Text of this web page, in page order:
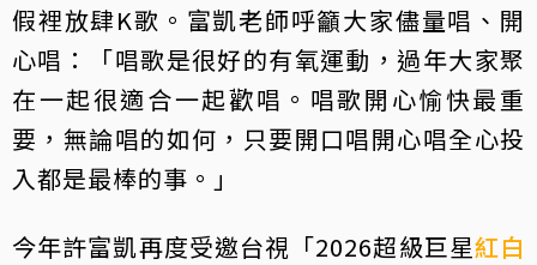
假裡放肆K歌。富凱老師呼籲大家儘量唱、開
心唱：「唱歌是很好的有氧運動，過年大家聚
在一起很適合一起歡唱。唱歌開心愉快最重
要，無論唱的如何，只要開口唱開心唱全心投
入都是最棒的事。」
今年許富凱再度受邀台視「2026超級巨星紅白